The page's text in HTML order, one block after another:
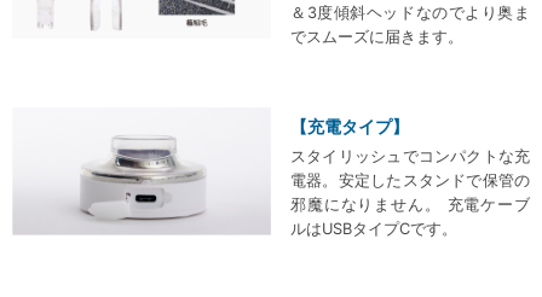
＆3度傾斜ヘッドなのでより奥ま
でスムーズに届きます。
【充電タイプ】
スタイリッシュでコンパクトな充
電器。安定したスタンドで保管の
邪魔になりません。 充電ケーブ
ルはUSBタイプCです。